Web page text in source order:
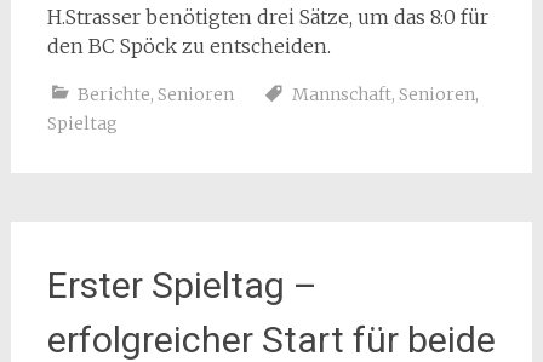
H.Strasser benötigten drei Sätze, um das 8:0 für
den BC Spöck zu entscheiden.
Berichte, Senioren Mannschaft, Senioren,
Spieltag
Erster Spieltag –
erfolgreicher Start für beide